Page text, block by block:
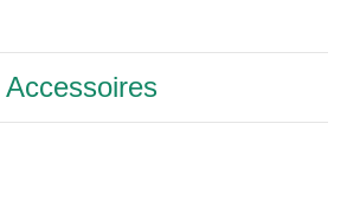
Accessoires